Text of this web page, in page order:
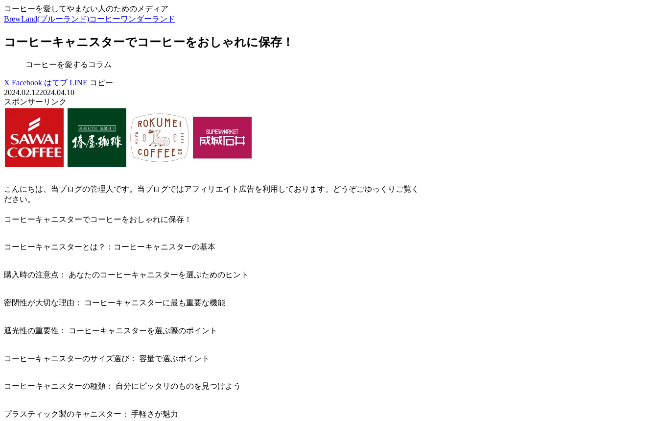
コーヒーを愛してやまない人のためのメディア
BrewLand(ブルーランド)コーヒーワンダーランド
コーヒーキャニスターでコーヒーをおしゃれに保存！
コーヒーを愛するコラム
X Facebook はてブ LINE コピー
2024.02.122024.04.10
スポンサーリンク
こんにちは、当ブログの管理人です。当ブログではアフィリエイト広告を利用しております。どうぞごゆっくりご覧く
ださい。
コーヒーキャニスターでコーヒーをおしゃれに保存！
コーヒーキャニスターとは？：コーヒーキャニスターの基本
購入時の注意点： あなたのコーヒーキャニスターを選ぶためのヒント
密閉性が大切な理由： コーヒーキャニスターに最も重要な機能
遮光性の重要性： コーヒーキャニスターを選ぶ際のポイント
コーヒーキャニスターのサイズ選び： 容量で選ぶポイント
コーヒーキャニスターの種類： 自分にピッタリのものを見つけよう
プラスティック製のキャニスター： 手軽さが魅力